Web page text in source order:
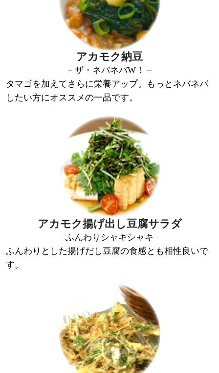
アカモク納豆
– ザ・ネバネバW！ –
タマゴを加えてさらに栄養アップ。もっとネバネバ
したい方にオススメの一品です。
アカモク揚げ出し豆腐サラダ
– ふんわりシャキシャキ –
ふんわりとした揚げだし豆腐の食感とも相性良いで
す。